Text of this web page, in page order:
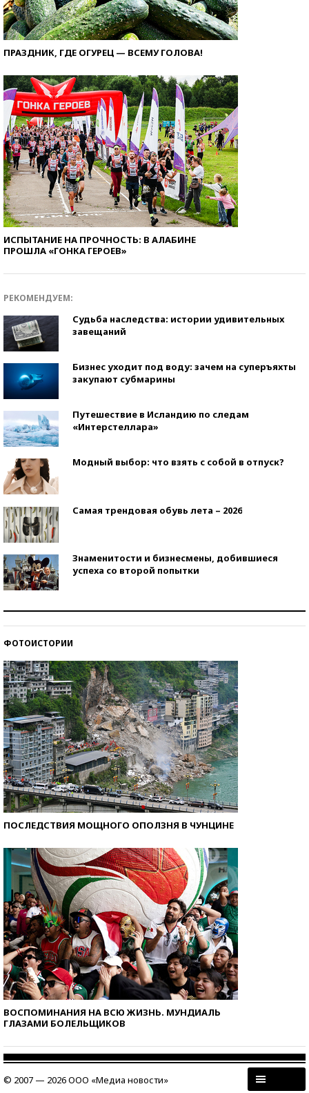
ПРАЗДНИК, ГДЕ ОГУРЕЦ — ВСЕМУ ГОЛОВА!
ИСПЫТАНИЕ НА ПРОЧНОСТЬ: В АЛАБИНЕ
ПРОШЛА «ГОНКА ГЕРОЕВ»
РЕКОМЕНДУЕМ:
Судьба наследства: истории удивительных
завещаний
Бизнес уходит под воду: зачем на суперъяхты
закупают субмарины
Путешествие в Исландию по следам
«Интерстеллара»
Модный выбор: что взять с собой в отпуск?
Самая трендовая обувь лета – 2026
Знаменитости и бизнесмены, добившиеся
успеха со второй попытки
ФОТОИСТОРИИ
ПОСЛЕДСТВИЯ МОЩНОГО ОПОЛЗНЯ В ЧУНЦИНЕ
ВОСПОМИНАНИЯ НА ВСЮ ЖИЗНЬ. МУНДИАЛЬ
ГЛАЗАМИ БОЛЕЛЬЩИКОВ
© 2007 — 2026 ООО «Медиа новости»